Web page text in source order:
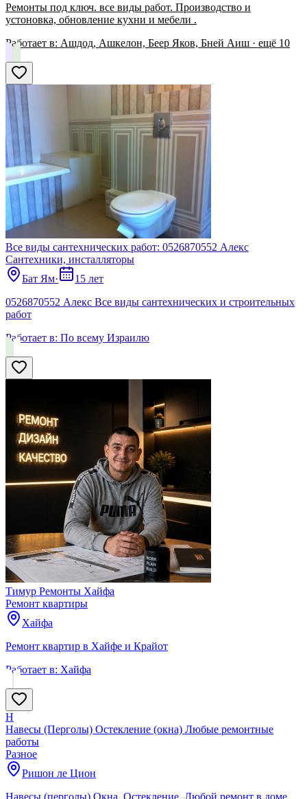
Ремонты под ключ. все виды работ. Производство и
устоновка, обновление кухни и мебели .
Работает в: Ашдод, Ашкелон, Беер Яков, Бней Аиш · ещё 10
Все виды сантехнических работ: 0526870552 Алекс
Сантехники, инсталляторы
Бат Ям·
15 лет
0526870552 Алекс Все виды сантехнических и строительных
работ
Работает в: По всему Израилю
Тимур Ремонты Хайфа
Ремонт квартиры
Хайфа
Ремонт квартир в Хайфе и Крайот
Работает в: Хайфа
Н
Навесы (Перголы) Остекление (окна) Любые ремонтные
работы
Разное
Ришон ле Цион
Навесы (перголы) Окна, Остекление, Любой ремонт в доме